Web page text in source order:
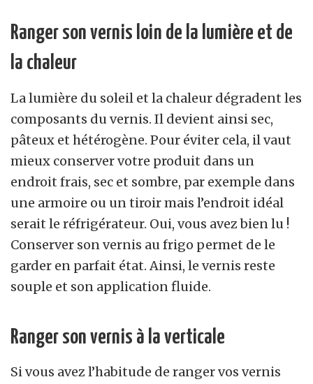
Ranger son vernis loin de la lumière et de
la chaleur
La lumière du soleil et la chaleur dégradent les
composants du vernis. Il devient ainsi sec,
pâteux et hétérogène. Pour éviter cela, il vaut
mieux conserver votre produit dans un
endroit frais, sec et sombre, par exemple dans
une armoire ou un tiroir mais l’endroit idéal
serait le réfrigérateur. Oui, vous avez bien lu !
Conserver son vernis au frigo permet de le
garder en parfait état. Ainsi, le vernis reste
souple et son application fluide.
Ranger son vernis à la verticale
Si vous avez l’habitude de ranger vos vernis